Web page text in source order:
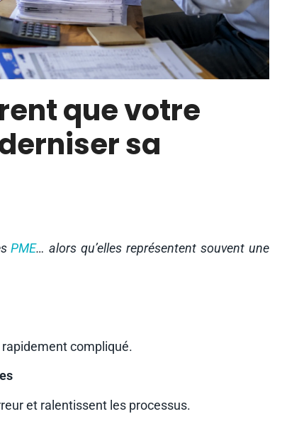
que votre
sa
PME… alors qu’elles représentent souvent une
compliqué.
et ralentissent les processus.